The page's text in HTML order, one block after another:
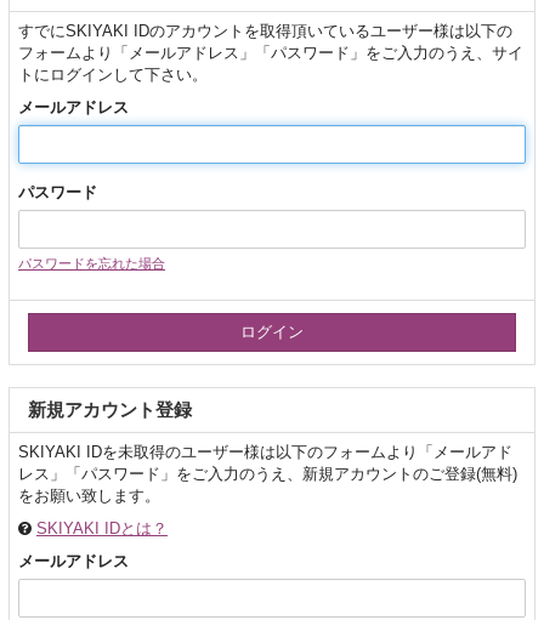
すでにSKIYAKI IDのアカウントを取得頂いているユーザー様は以下の
フォームより「メールアドレス」「パスワード」をご入力のうえ、サイ
トにログインして下さい。
メールアドレス
パスワード
パスワードを忘れた場合
新規アカウント登録
SKIYAKI IDを未取得のユーザー様は以下のフォームより「メールアド
レス」「パスワード」をご入力のうえ、新規アカウントのご登録(無料)
をお願い致します。
SKIYAKI IDとは？
メールアドレス